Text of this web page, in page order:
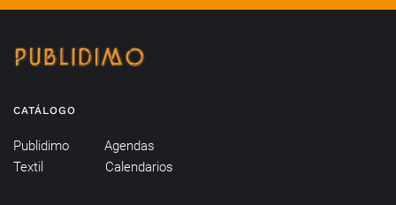
CATÁLOGO
Publidimo
Agendas
Textil
Calendarios